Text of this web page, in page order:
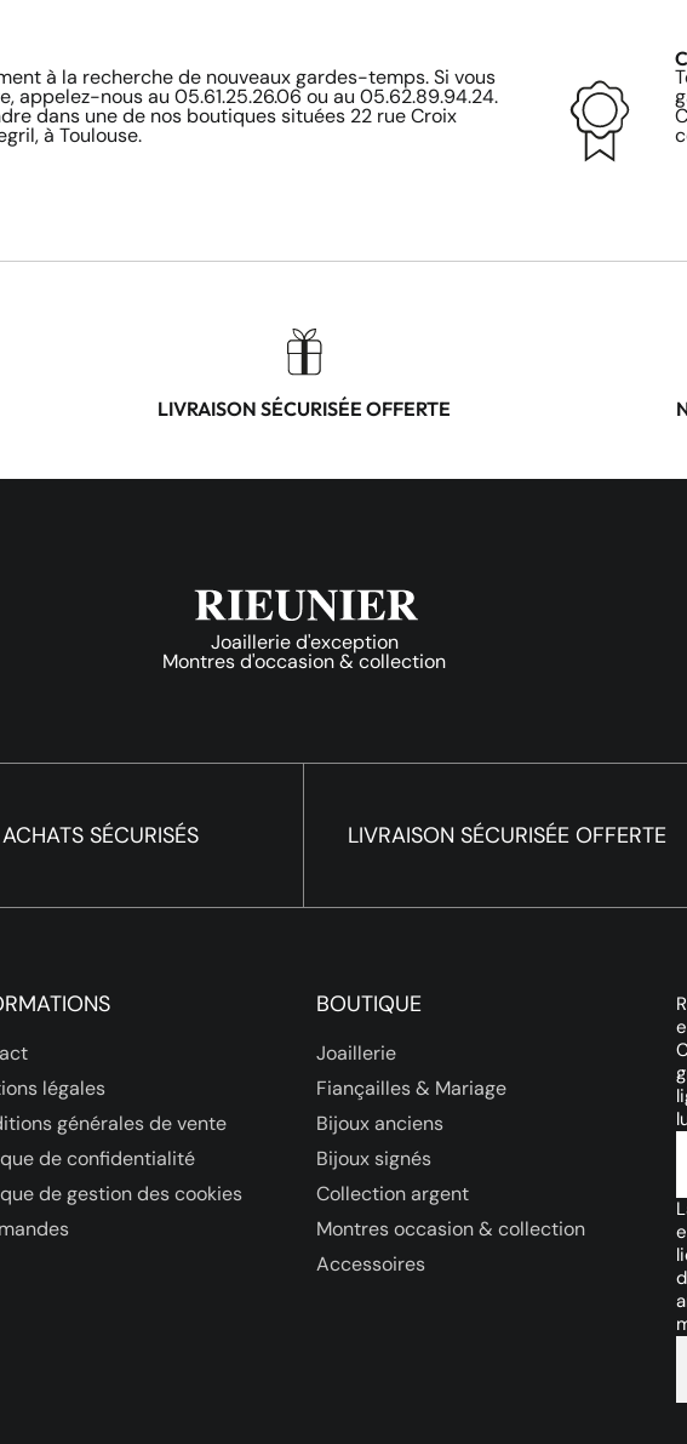
à la recherche de nouveaux gardes-temps. Si vous
appelez-nous au 05.61.25.26.06 ou au 05.62.89.94.24.
dans une de nos boutiques situées 22 rue Croix
à Toulouse.
LIVRAISON SÉCURISÉE OFFERTE
Joaillerie d'exception
Montres d'occasion & collection
ACHATS SÉCURISÉS LIVRAISON SÉCURISÉE OFFERTE
légales
générales de vente
de confidentialité
de gestion des cookies
BOUTIQUE
Joaillerie
Fiançailles & Mariage
Bijoux anciens
Bijoux signés
Collection argent
Montres occasion & collection
Accessoires